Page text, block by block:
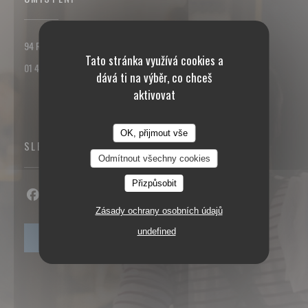
Tato stránka využívá cookies a
dává ti na výběr, co chceš
aktivovat
OK, přijmout vše
Odmítnout všechny cookies
Přizpůsobit
Zásady ochrany osobních údajů
undefined
94 Rue des Dames 75017 PARIS
01 42 93 25 18
SLEDUJTE NÁS
Facebook ((otevře se v novém okně))
Instagram ((otevře se v novém okně))